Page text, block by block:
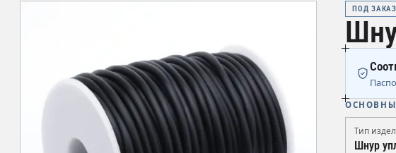
ПОД ЗАКАЗ
Тип
Шнур